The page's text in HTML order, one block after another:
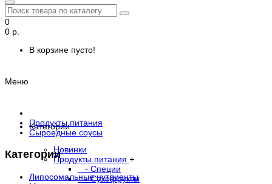
0
0 р.
В корзине пусто!
Меню
Категории
Новинки
Продукты питания +
- Специи
- Сухофрукты
Продукты питания
Сыроедные соусы
Категории
Липосомальные нутриенты